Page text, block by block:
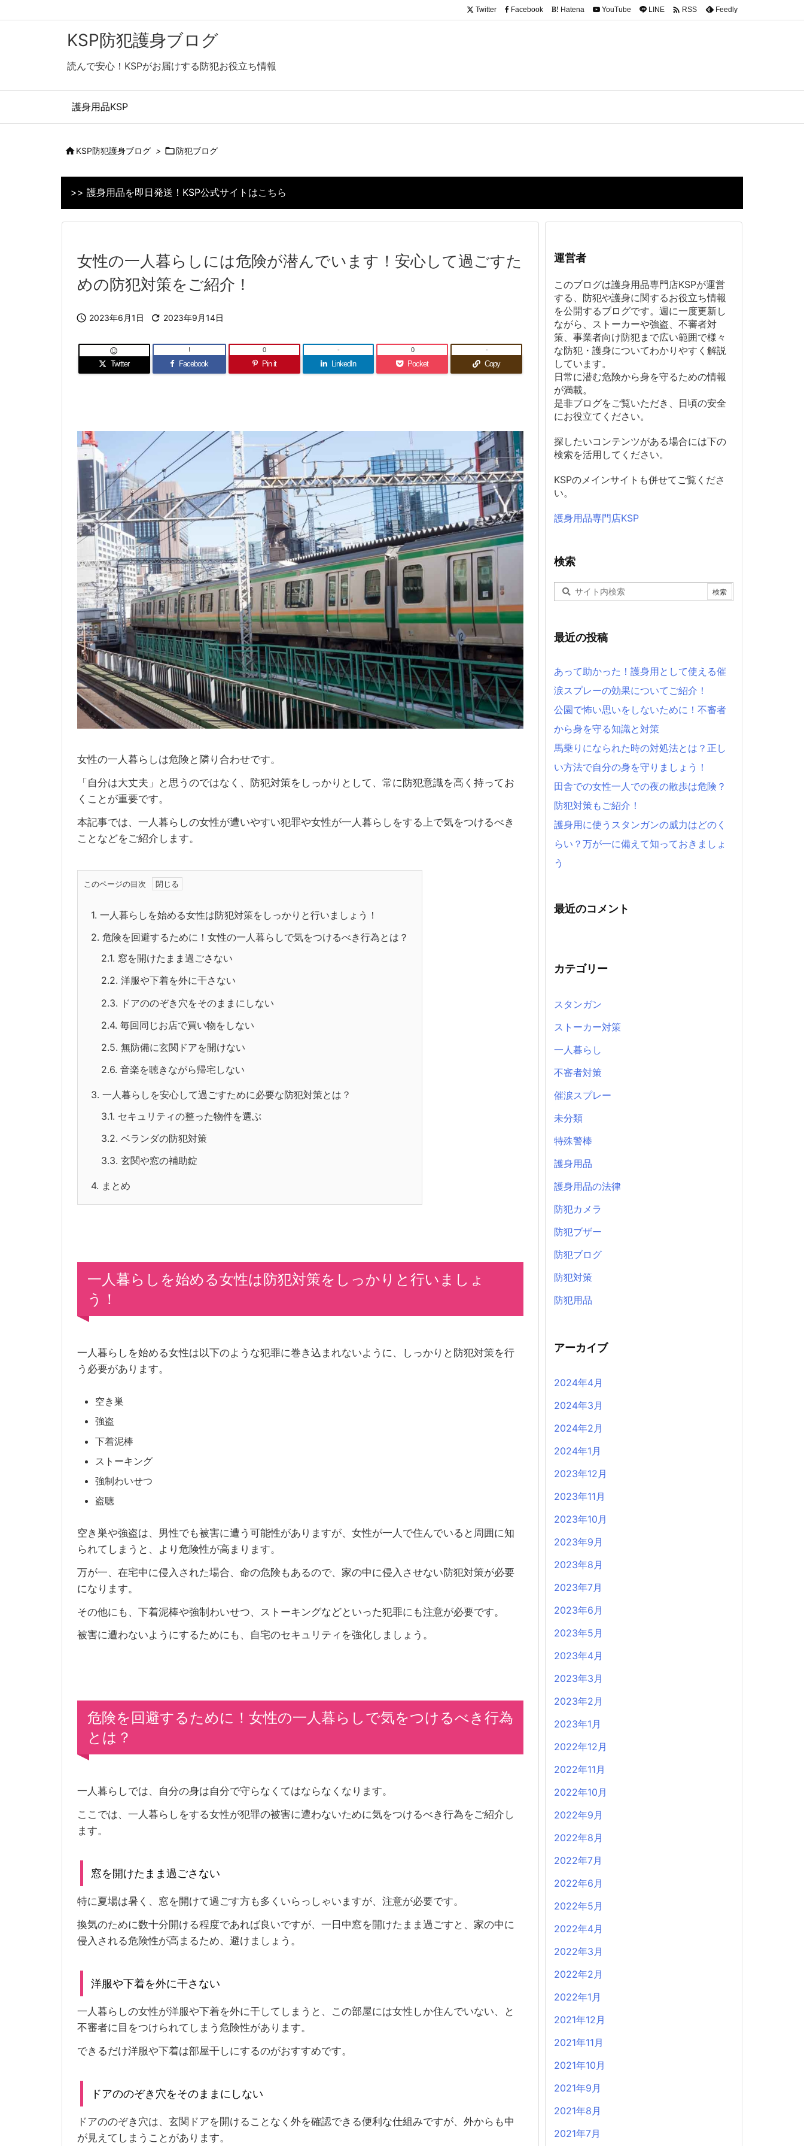
KSP防犯護身ブログ
読んで安心！KSPがお届けする防犯お役立ち情報
護身用品KSP
Twitter Facebook B! Hatena YouTube LINE  RSS Feedly
KSP防犯護身ブログ > 防犯ブログ
>> 護身用品を即日発送！KSP公式サイトはこちら
女性の一人暮らしには危険が潜んでいます！安心して過ごすた
めの防犯対策をご紹介！
 2023年6月1日  2023年9月14日
Twitter

Facebook
!
Pin it
0
LinkedIn
-
Pocket
0
Copy
-
女性の一人暮らしは危険と隣り合わせです。
「自分は大丈夫」と思うのではなく、防犯対策をしっかりとして、常に防犯意識を高く持ってお
くことが重要です。
本記事では、一人暮らしの女性が遭いやすい犯罪や女性が一人暮らしをする上で気をつけるべき
ことなどをご紹介します。
このページの目次
1. 一人暮らしを始める女性は防犯対策をしっかりと行いましょう！
2. 危険を回避するために！女性の一人暮らしで気をつけるべき行為とは？
2.1. 窓を開けたまま過ごさない
2.2. 洋服や下着を外に干さない
2.3. ドアののぞき穴をそのままにしない
2.4. 毎回同じお店で買い物をしない
2.5. 無防備に玄関ドアを開けない
2.6. 音楽を聴きながら帰宅しない
3. 一人暮らしを安心して過ごすために必要な防犯対策とは？
3.1. セキュリティの整った物件を選ぶ
3.2. ベランダの防犯対策
3.3. 玄関や窓の補助錠
4. まとめ
一人暮らしを始める女性は防犯対策をしっかりと行いましょ
う！
一人暮らしを始める女性は以下のような犯罪に巻き込まれないように、しっかりと防犯対策を行
う必要があります。
空き巣
強盗
下着泥棒
ストーキング
強制わいせつ
盗聴
空き巣や強盗は、男性でも被害に遭う可能性がありますが、女性が一人で住んでいると周囲に知
られてしまうと、より危険性が高まります。
万が一、在宅中に侵入された場合、命の危険もあるので、家の中に侵入させない防犯対策が必要
になります。
その他にも、下着泥棒や強制わいせつ、ストーキングなどといった犯罪にも注意が必要です。
被害に遭わないようにするためにも、自宅のセキュリティを強化しましょう。
危険を回避するために！女性の一人暮らしで気をつけるべき行為
とは？
一人暮らしでは、自分の身は自分で守らなくてはならなくなります。
ここでは、一人暮らしをする女性が犯罪の被害に遭わないために気をつけるべき行為をご紹介し
ます。
窓を開けたまま過ごさない
特に夏場は暑く、窓を開けて過ごす方も多くいらっしゃいますが、注意が必要です。
換気のために数十分開ける程度であれば良いですが、一日中窓を開けたまま過ごすと、家の中に
侵入される危険性が高まるため、避けましょう。
洋服や下着を外に干さない
一人暮らしの女性が洋服や下着を外に干してしまうと、この部屋には女性しか住んでいない、と
不審者に目をつけられてしまう危険性があります。
できるだけ洋服や下着は部屋干しにするのがおすすめです。
ドアののぞき穴をそのままにしない
ドアののぞき穴は、玄関ドアを開けることなく外を確認できる便利な仕組みですが、外からも中
が見えてしまうことがあります。
運営者
このブログは護身用品専門店KSPが運営
する、防犯や護身に関するお役立ち情報
を公開するブログです。週に一度更新し
ながら、ストーカーや強盗、不審者対
策、事業者向け防犯まで広い範囲で様々
な防犯・護身についてわかりやすく解説
しています。
日常に潜む危険から身を守るための情報
が満載。
是非ブログをご覧いただき、日頃の安全
にお役立てください。
探したいコンテンツがある場合には下の
検索を活用してください。
KSPのメインサイトも併せてご覧くださ
い。
護身用品専門店KSP
検索
最近の投稿
あって助かった！護身用として使える催
涙スプレーの効果についてご紹介！
公園で怖い思いをしないために！不審者
から身を守る知識と対策
馬乗りになられた時の対処法とは？正し
い方法で自分の身を守りましょう！
田舎での女性一人での夜の散歩は危険？
防犯対策もご紹介！
護身用に使うスタンガンの威力はどのく
らい？万が一に備えて知っておきましょ
う
最近のコメント
カテゴリー
スタンガン
ストーカー対策
一人暮らし
不審者対策
催涙スプレー
未分類
特殊警棒
護身用品
護身用品の法律
防犯カメラ
防犯ブザー
防犯ブログ
防犯対策
防犯用品
アーカイブ
2024年4月
2024年3月
2024年2月
2024年1月
2023年12月
2023年11月
2023年10月
2023年9月
2023年8月
2023年7月
2023年6月
2023年5月
2023年4月
2023年3月
2023年2月
2023年1月
2022年12月
2022年11月
2022年10月
2022年9月
2022年8月
2022年7月
2022年6月
2022年5月
2022年4月
2022年3月
2022年2月
2022年1月
2021年12月
2021年11月
2021年10月
2021年9月
2021年8月
2021年7月